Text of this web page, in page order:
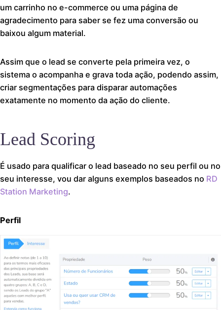
um carrinho no e-commerce ou uma página de
agradecimento para saber se fez uma conversão ou
baixou algum material.
Assim que o lead se converte pela primeira vez, o
sistema o acompanha e grava toda ação, podendo assim,
criar segmentações para disparar automações
exatamente no momento da ação do cliente.
Lead Scoring
É usado para qualificar o lead baseado no seu perfil ou no
seu interesse, vou dar alguns exemplos baseados no RD
Station Marketing.
Perfil